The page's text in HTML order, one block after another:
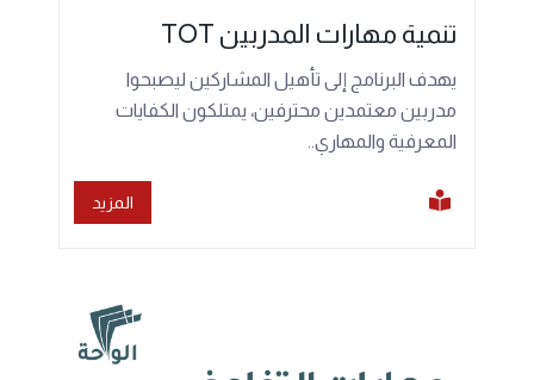
تنمية مهارات المدربين TOT
يهدف البرنامج إلى تأهيل المشاركين ليصبحوا
مدربين معتمدين محترفين، يمتلكون الكفايات
المعرفية والمهاري..
المزيد